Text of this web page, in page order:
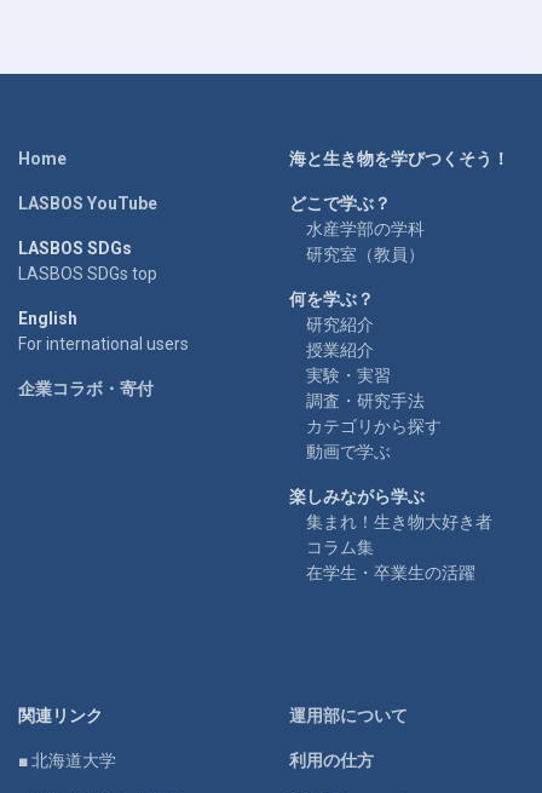
Home
LASBOS YouTube
LASBOS SDGs
LASBOS SDGs top
English
For international users
企業コラボ・寄付
海と生き物を学びつくそう！
どこで学ぶ？
水産学部の学科
研究室（教員）
何を学ぶ？
研究紹介
授業紹介
実験・実習
調査・研究手法
カテゴリから探す
動画で学ぶ
楽しみながら学ぶ
集まれ！生き物大好き者
コラム集
在学生・卒業生の活躍
関連リンク
■ 北海道大学
運用部について
利用の仕方